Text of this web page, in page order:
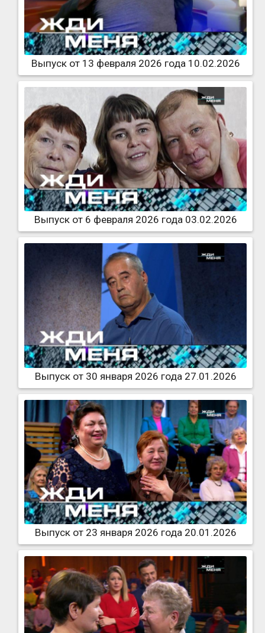
Выпуск от 13 февраля 2026 года 10.02.2026
Выпуск от 6 февраля 2026 года 03.02.2026
Выпуск от 30 января 2026 года 27.01.2026
Выпуск от 23 января 2026 года 20.01.2026